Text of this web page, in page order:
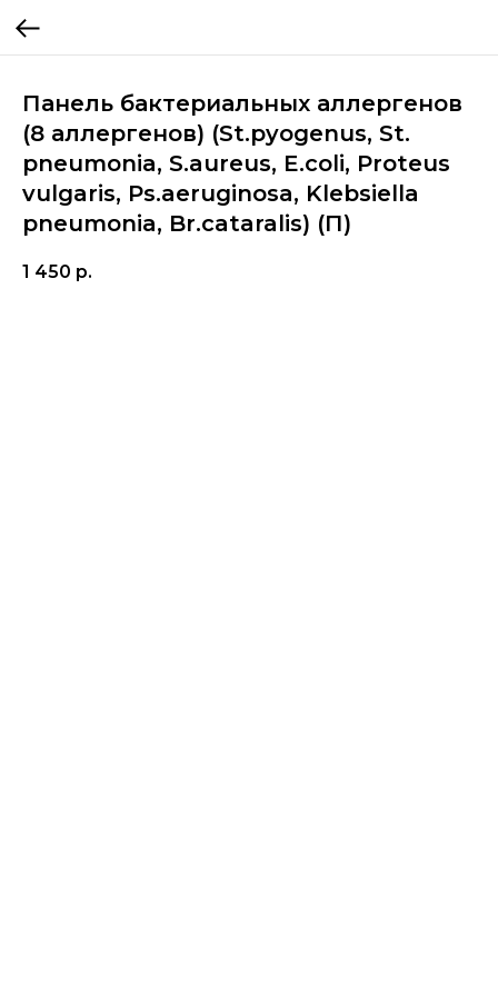
Панель бактериальных аллергенов
(8 аллергенов) (St.pyogenus, St.
pneumonia, S.aureus, E.coli, Proteus
vulgaris, Ps.aeruginosa, Klebsiella
pneumonia, Br.cataralis) (П)
1 450 р.